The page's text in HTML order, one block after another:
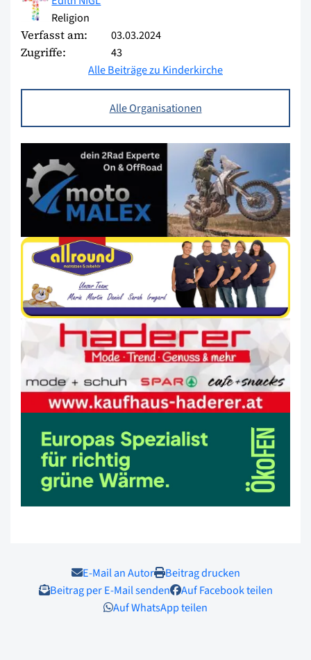
Religion
Verfasst am: 03.03.2024
Zugriffe:
43
Alle Beiträge zu Kinderkirche
Alle Organisationen
E-Mail an Autor
Beitrag drucken
Beitrag per E-Mail senden
Auf Facebook teilen
Auf WhatsApp teilen